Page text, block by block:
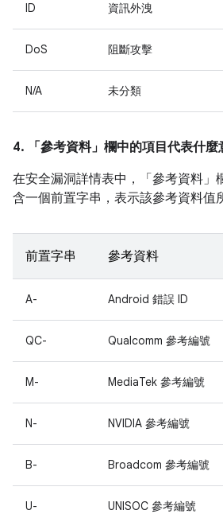
ID 資訊外洩
DoS 阻斷攻擊
N/A 未分類
4. 「參考資料」 欄中的項目代表什麼
在安全漏洞詳情表中，「參考資料」
含一個前置字串，表示該參考資料值
前置字串 參考資料
A- Android 錯誤 ID
QC- Qualcomm 參考編號
M- MediaTek 參考編號
N- NVIDIA 參考編號
B- Broadcom 參考編號
U- UNISOC 參考編號